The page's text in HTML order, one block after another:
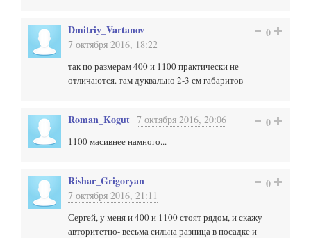
Dmitriy_Vartanov
7 октября 2016, 18:22
0
так по размерам 400 и 1100 практически не
отличаются. там дуквально 2-3 см габаритов
Roman_Kogut 7 октября 2016, 20:06 0
1100 масивнее намного...
Rishar_Grigoryan
7 октября 2016, 21:11
0
Сергей, у меня и 400 и 1100 стоят рядом, и скажу
авторитетно- весьма сильна разница в посадке и